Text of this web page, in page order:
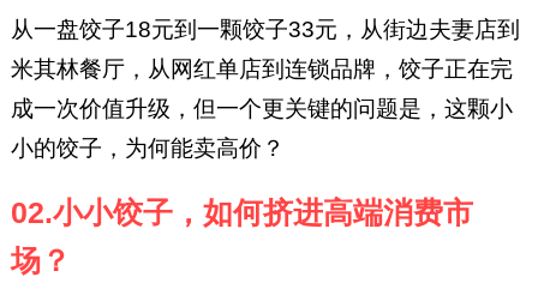
从一盘饺子18元到一颗饺子33元，从街边夫妻店到
米其林餐厅，从网红单店到连锁品牌，饺子正在完
成一次价值升级，但一个更关键的问题是，这颗小
小的饺子，为何能卖高价？
02.小小饺子，如何挤进高端消费市
场？